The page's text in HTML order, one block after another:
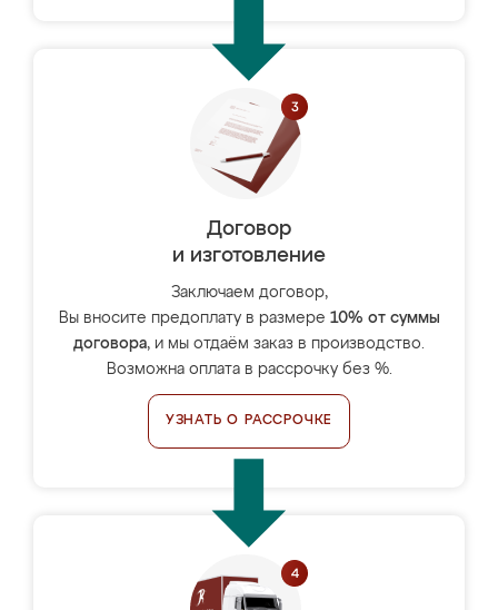
Договор
и изготовление
Заключаем договор,
Вы вносите предоплату в размере 10% от суммы
договора, и мы отдаём заказ в производство.
Возможна оплата в рассрочку без %.
УЗНАТЬ О РАССРОЧКЕ